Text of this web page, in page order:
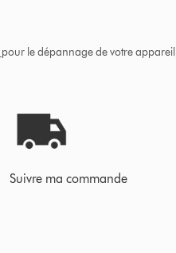
pour le dépannage de votre
Suivre ma commande